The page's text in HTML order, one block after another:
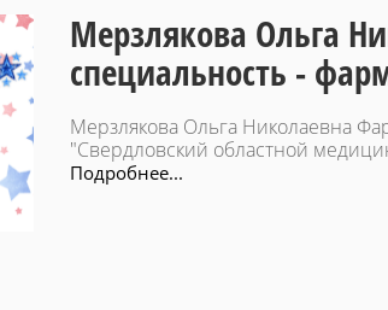
Мерзлякова Ольга
специальность -
Мерзлякова Ольга Николаевна
"Свердловский областной
Подробнее...